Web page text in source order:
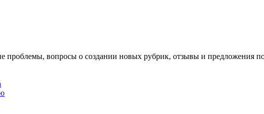
проблемы, вопросы о создании новых рубрик, отзывы и предложения